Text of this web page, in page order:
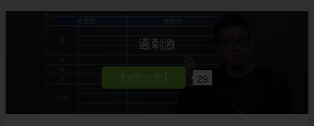
適刺激
29